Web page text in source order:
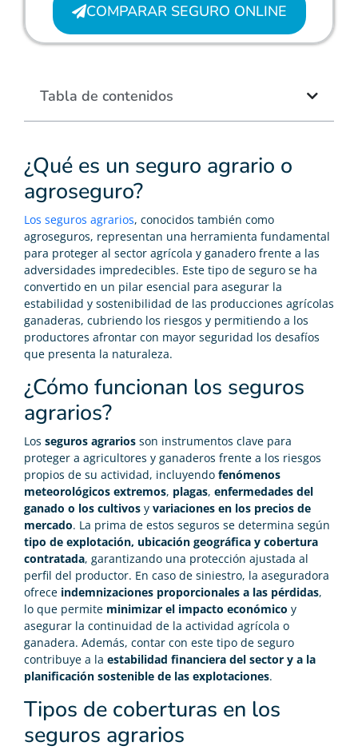
¿Qué es un seguro agrario o
agroseguro?
Los seguros agrarios, conocidos también como
agroseguros, representan una herramienta fundamental
para proteger al sector agrícola y ganadero frente a las
adversidades impredecibles. Este tipo de seguro se ha
convertido en un pilar esencial para asegurar la
estabilidad y sostenibilidad de las producciones agrícolas
ganaderas, cubriendo los riesgos y permitiendo a los
productores afrontar con mayor seguridad los desafíos
que presenta la naturaleza.
¿Cómo funcionan los seguros
agrarios?
Los seguros agrarios son instrumentos clave para
proteger a agricultores y ganaderos frente a los riesgos
propios de su actividad, incluyendo fenómenos
meteorológicos extremos, plagas, enfermedades del
ganado o los cultivos y variaciones en los precios de
mercado. La prima de estos seguros se determina según
tipo de explotación, ubicación geográfica y cobertura
contratada, garantizando una protección ajustada al
perfil del productor. En caso de siniestro, la aseguradora
ofrece indemnizaciones proporcionales a las pérdidas,
lo que permite minimizar el impacto económico y
asegurar la continuidad de la actividad agrícola o
ganadera. Además, contar con este tipo de seguro
contribuye a la estabilidad financiera del sector y a la
planificación sostenible de las explotaciones.
Tipos de coberturas en los
seguros agrarios
COMPARAR SEGURO ONLINE
Tabla de contenidos